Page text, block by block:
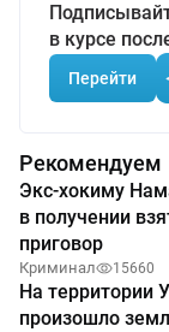
в курсе
Перейти
Рекомендуем
Экс-хокиму
в получении
приговор
Криминал 15660
На территории
произошло